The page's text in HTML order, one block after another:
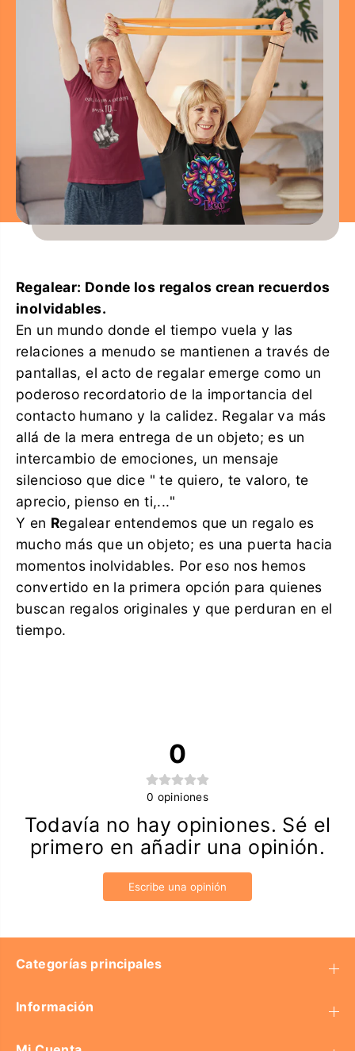
Regalear: Donde los regalos crean recuerdos
inolvidables.
En un mundo donde el tiempo vuela y las
relaciones a menudo se mantienen a través de
pantallas, el acto de regalar emerge como un
poderoso recordatorio de la importancia del
contacto humano y la calidez. Regalar va más
allá de la mera entrega de un objeto; es un
intercambio de emociones, un mensaje
silencioso que dice " te quiero, te valoro, te
aprecio, pienso en ti,..."
Y en Regalear entendemos que un regalo es
mucho más que un objeto; es una puerta hacia
momentos inolvidables. Por eso nos hemos
convertido en la primera opción para quienes
buscan regalos originales y que perduran en el
tiempo.
0
0 opiniones
Todavía no hay opiniones. Sé el
primero en añadir una opinión.
Escribe una opinión
Categorías principales
Información